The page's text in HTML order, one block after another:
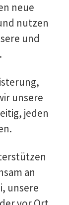
neue
nutzen
und
unsere
jeden
an
unsere